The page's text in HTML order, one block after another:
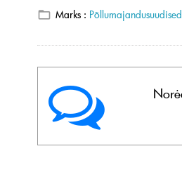
Marks : Põllumajandusuudised